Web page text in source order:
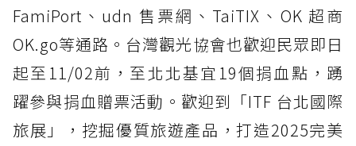
FamiPort、udn 售票網、TaiTIX、OK 超商
OK.go等通路。台灣觀光協會也歡迎民眾即日
起至11/02前，至北北基宜19個捐血點，踴
躍參與捐血贈票活動。歡迎到「ITF 台北國際
旅展」，挖掘優質旅遊產品，打造2025完美